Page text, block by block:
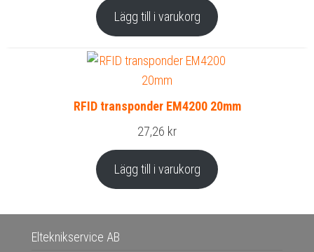
Lägg till i varukorg
RFID transponder EM4200 20mm
27,26 kr
Lägg till i varukorg
Elteknikservice AB